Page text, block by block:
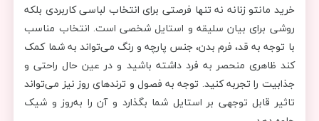
خرید مانتو زنانه نه تنها فرصتی برای انتخاب لباسی کاربردی بلکه
روشی برای بیان سلیقه و استایل شخصی است. انتخاب مناسب
با توجه به قد، فرم بدن، جنس پارچه و رنگ می‌تواند به شما کمک
کند ظاهری منحصر به فرد داشته باشید و در عین حال راحتی و
جذابیت را تجربه کنید. توجه به فصول و ترندهای روز نیز می‌تواند
تاثیر قابل توجهی بر استایل شما بگذارد و آن را به‌روز و شیک